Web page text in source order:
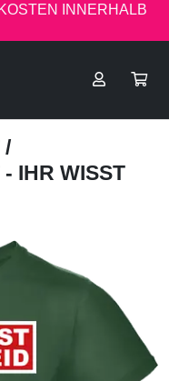
INNERHALB
/
IHR WISST